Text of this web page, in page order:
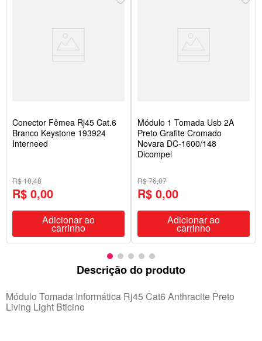
Conector Fêmea Rj45 Cat.6
Branco Keystone 193924
Interneed
R$ 10,48
R$ 0,00
Adicionar ao
carrinho
Módulo 1 Tomada Usb 2A
Preto Grafite Cromado
Novara DC-1600/148
Dicompel
R$ 76,07
R$ 0,00
Adicionar ao
carrinho
Descrição do produto
Módulo Tomada Informática Rj45 Cat6 Anthracite Preto
Living Light Bticino